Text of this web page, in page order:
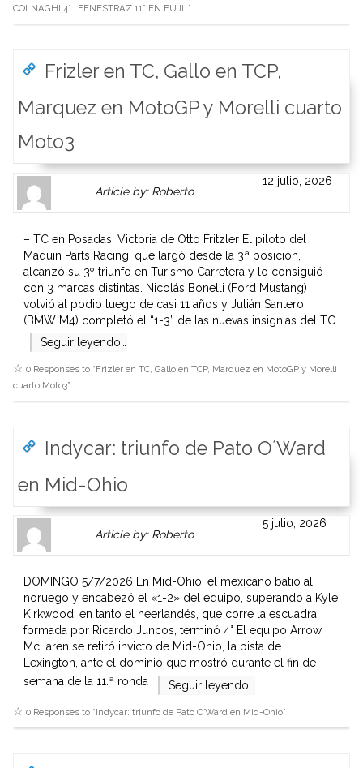
COLNAGHI 4°… FENESTRAZ 11° EN FUJI…”
Frizler en TC, Gallo en TCP,
Marquez en MotoGP y Morelli cuarto
Moto3
Gravatar
is
here.
Clickable
link
Author
page.
Article by: Robertolink
to
website
or
other
works.
admin
12 julio, 2026
– TC en Posadas: Victoria de Otto Fritzler El piloto del
Maquin Parts Racing, que largó desde la 3ª posición,
alcanzó su 3º triunfo en Turismo Carretera y lo consiguió
con 3 marcas distintas. Nicolás Bonelli (Ford Mustang)
volvió al podio luego de casi 11 años y Julián Santero
(BMW M4) completó el “1-3” de las nuevas insignias del TC.
Seguir leyendo…
0 Responses to “Frizler en TC, Gallo en TCP, Marquez en MotoGP y Morelli
cuarto Moto3”
Indycar: triunfo de Pato O´Ward
en Mid-Ohio
Gravatar
is
here.
Clickable
link
Author
page.
Article by: Robertolink
to
website
or
other
works.
admin
5 julio, 2026
DOMINGO 5/7/2026 En Mid-Ohio, el mexicano batió al
noruego y encabezó el «1-2» del equipo, superando a Kyle
Kirkwood; en tanto el neerlandés, que corre la escuadra
formada por Ricardo Juncos, terminó 4° El equipo Arrow
McLaren se retiró invicto de Mid-Ohio, la pista de
Lexington, ante el dominio que mostró durante el fin de
semana de la 11.ª ronda
Seguir leyendo…
0 Responses to “Indycar: triunfo de Pato O´Ward en Mid-Ohio”